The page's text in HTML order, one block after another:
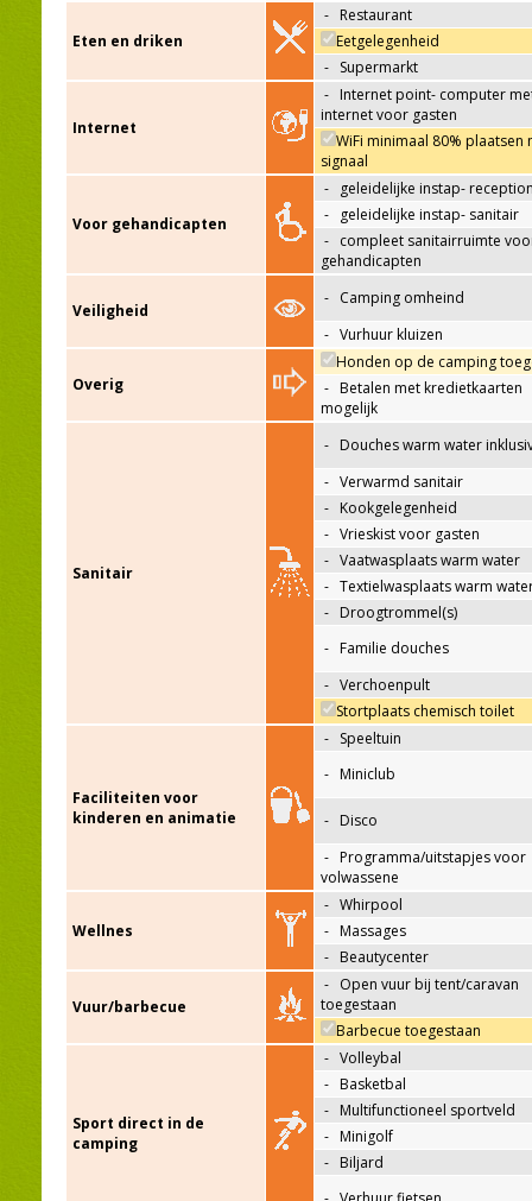
Eten en driken
- Restaurant
Eetgelegenheid
- Supermarkt
Internet
- Internet point- computer
internet voor gasten
WiFi minimaal 80% plaatsen
signaal
Voor gehandicapten
-
geleidelijke instap-
-
geleidelijke instap- sanitair
- compleet sanitairruimte
gehandicapten
Veiligheid
- Camping omheind
- Vurhuur kluizen
Overig
Honden op de camping
- Betalen met kredietkaarten
mogelijk
Sanitair
- Douches warm water
- Verwarmd sanitair
- Kookgelegenheid
- Vrieskist voor gasten
- Vaatwasplaats warm water
- Textielwasplaats warm
- Droogtrommel(s)
- Familie douches
- Verchoenpult
Stortplaats chemisch toilet
Faciliteiten voor
kinderen en animatie
- Speeltuin
- Miniclub
- Disco
- Programma/uitstapjes voor
volwassene
Wellnes
- Whirpool
- Massages
- Beautycenter
Vuur/barbecue
- Open vuur bij tent/caravan
toegestaan
Barbecue toegestaan
Sport direct in de
camping
- Volleybal
- Basketbal
- Multifunctioneel sportveld
- Minigolf
- Biljard